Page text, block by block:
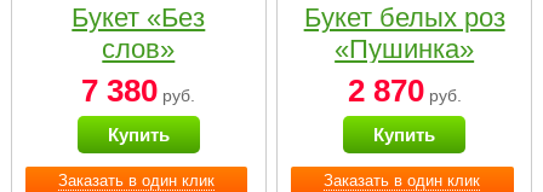
Заказать в один клик
Букет «Без
слов»
7 380 руб.
Купить
Заказать в один клик
Букет белых роз
«Пушинка»
2 870руб.
Купить